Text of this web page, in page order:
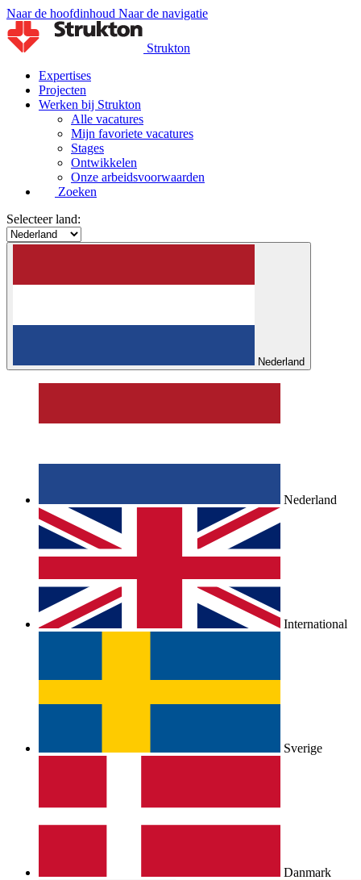
Naar de hoofdinhoud Naar de navigatie
Strukton
Expertises
Projecten
Werken bij Strukton
Alle vacatures
Mijn favoriete vacatures
Stages
Ontwikkelen
Onze arbeidsvoorwaarden
Zoeken
Selecteer land:
Nederland
Nederland
International
Sverige
Danmark